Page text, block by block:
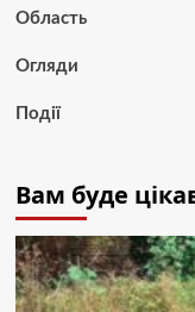
Область
Огляди
Події
Вам буде